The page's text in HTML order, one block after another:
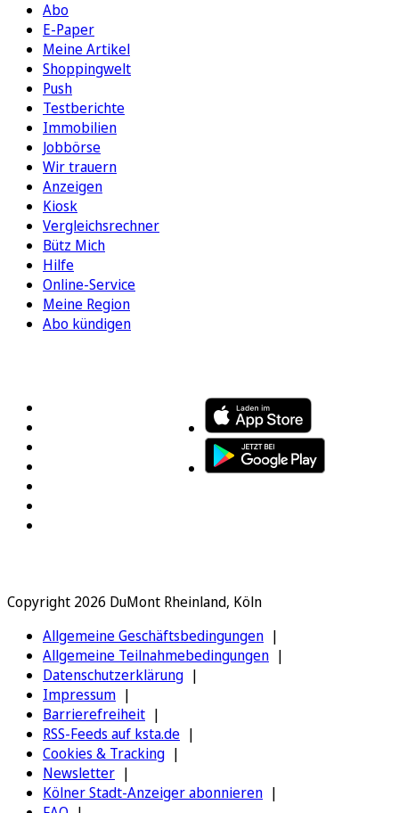
Abo
E-Paper
Meine Artikel
Shoppingwelt
Push
Testberichte
Immobilien
Jobbörse
Wir trauern
Anzeigen
Kiosk
Vergleichsrechner
Bütz Mich
Hilfe
Online-Service
Meine Region
Abo kündigen
Copyright 2026 DuMont Rheinland, Köln
Allgemeine Geschäftsbedingungen
Allgemeine Teilnahmebedingungen
Datenschutzerklärung
Impressum
Barrierefreiheit
RSS-Feeds auf ksta.de
Cookies & Tracking
Newsletter
Kölner Stadt-Anzeiger abonnieren